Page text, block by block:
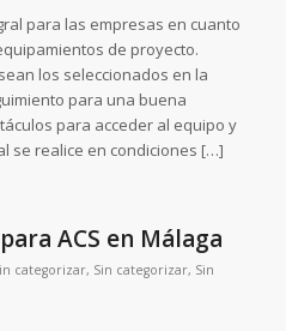
para las empresas en cuanto
de proyecto.
los seleccionados en la
para una buena
para acceder al equipo y
se realice en condiciones […]
ACS en Málaga
categorizar, Sin categorizar, Sin